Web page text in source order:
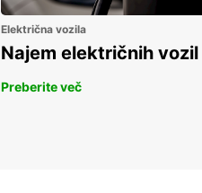
Električna vozila
Najem električnih vozil
Preberite več